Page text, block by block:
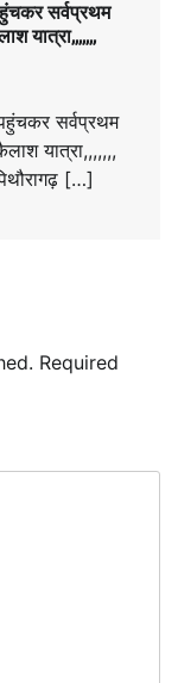
सर्वप्रथम
यात्रा,,,,,,,
सर्वप्रथम
यात्रा,,,,,,,
[…]
Required